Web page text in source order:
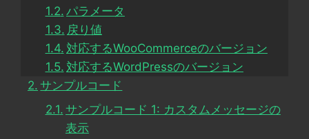
パラメータ
戻り値
対応するWooCommerceのバージョン
対応するWordPressのバージョン
サンプルコード
サンプルコード 1: カスタムメッセージの
表示